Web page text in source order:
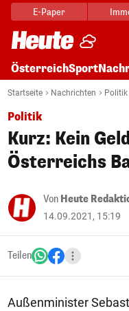
E-Paper
ÖsterreichSport
Startseite Nachrichten Politik
Politik
Kurz: Kein
Österreichs
Von Heute
14.09.2021, 15:19
Teilen
Außenminister